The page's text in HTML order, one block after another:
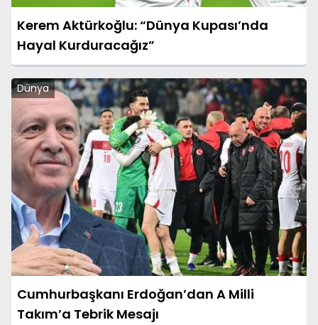
Kerem Aktürkoğlu: “Dünya Kupası’nda
Hayal Kurduracağız”
Dünya
Cumhurbaşkanı Erdoğan’dan A Milli
Takım’a Tebrik Mesajı